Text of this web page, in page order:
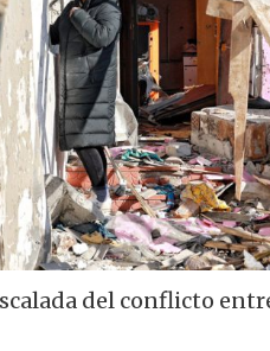
del conflicto